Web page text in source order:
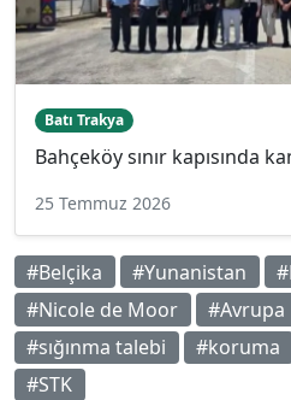
Batı Trakya
Bahçeköy sınır kapısında
25 Temmuz 2026
#Belçika #Yunanistan
#Nicole de Moor
#Avrupa
#sığınma talebi
#koruma
#STK